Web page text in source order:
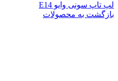
لپ تاپ سونی وایو E14
بازگشت به محصولات